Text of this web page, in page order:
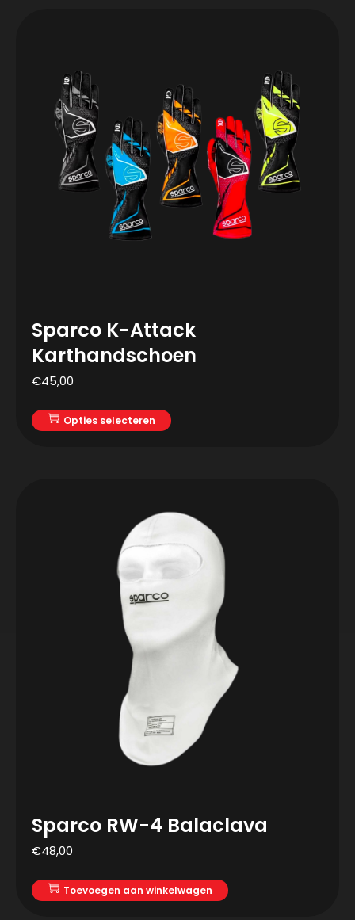
Sparco K-Attack
Karthandschoen
€45,00
Opties selecteren
Sparco RW-4 Balaclava
€48,00
Toevoegen aan winkelwagen